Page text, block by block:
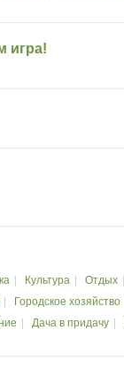
игра!
Культура Отдых
Городское хозяйство
Дача в придачу